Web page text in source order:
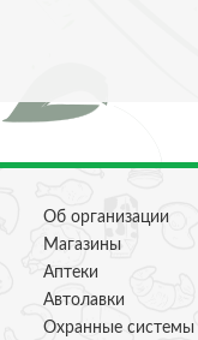
Об организации
Магазины
Аптеки
Автолавки
Охранные